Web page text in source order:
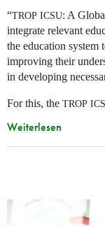
“TROP ICSU: A
integrate relevant
the education system
improving their
in developing
For this, the TROP
Weiterlesen